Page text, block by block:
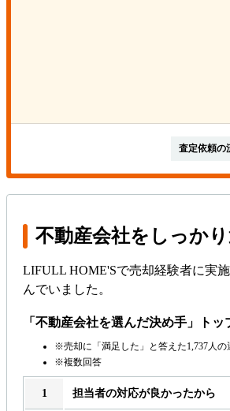
査定依頼の
不動産会社をしっか
LIFULL HOME'Sで売却経験者に実
んでいました。
「不動産会社を選んだ決め手」トッ
売却に「満足した」と答えた1,737人
複数回答
担当者の対応が良かったから